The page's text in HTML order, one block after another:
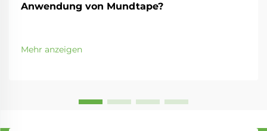
Anwendung von Mundtape?
Mehr anzeigen